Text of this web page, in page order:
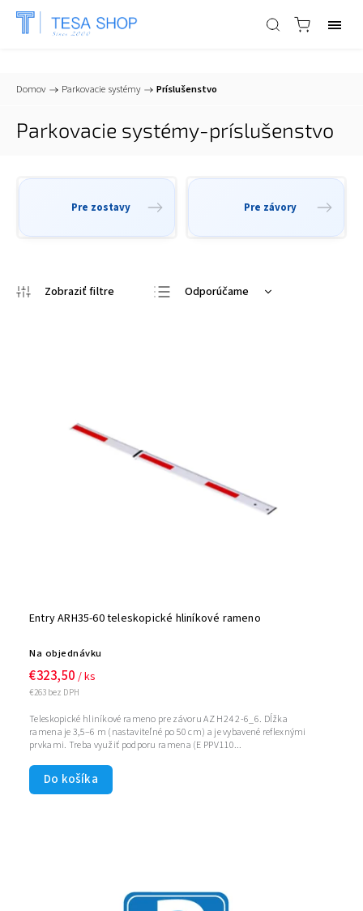
📞+421 903 553 805 info@tesa-systems.sk
Domov / Parkovacie systémy / Príslušenstvo
Parkovacie systémy-príslušenstvo
Pre zostavy Pre závory
Odporúčame
Entry ARH35-60 teleskopické hliníkové rameno
Na objednávku
€263 bez DPH
€323,50 / ks
Do košíka
Teleskopické hliníkové rameno pre závoru AZ H24 2-6_6. Dĺžka
ramena je 3,5–6 m (nastaviteľné po 50 cm) a je vybavené reflexnými
prvkami. Treba využiť podporu ramena (E PPV110...